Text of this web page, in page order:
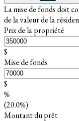
La mise de fonds doit
de la valeur de la
Prix de la propriété
$
Mise de fonds
$
%
(20.0%)
Montant du prêt